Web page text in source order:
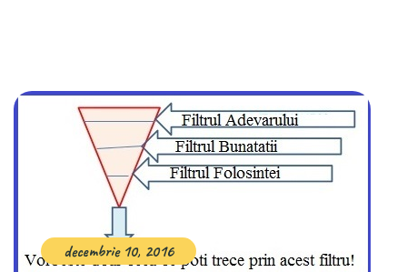
decembrie 10, 2016